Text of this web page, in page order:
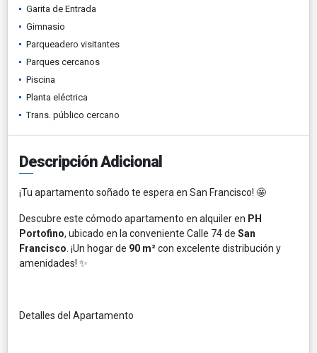
Garita de Entrada
Gimnasio
Parqueadero visitantes
Parques cercanos
Piscina
Planta eléctrica
Trans. público cercano
Descripción Adicional
¡Tu apartamento soñado te espera en San Francisco! 🤩
Descubre este cómodo apartamento en alquiler en PH
Portofino, ubicado en la conveniente Calle 74 de San
Francisco . ¡Un hogar de 90 m²con excelente distribución y
amenidades! ✨
Detalles del Apartamento